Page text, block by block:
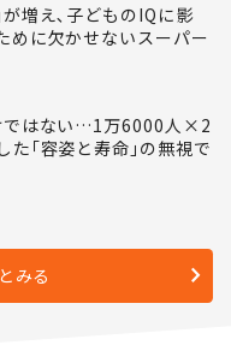
増え､子どものIQに影
に欠かせないスーパー
ではない…1万6000人×2
た｢容姿と寿命｣の無視で
みる